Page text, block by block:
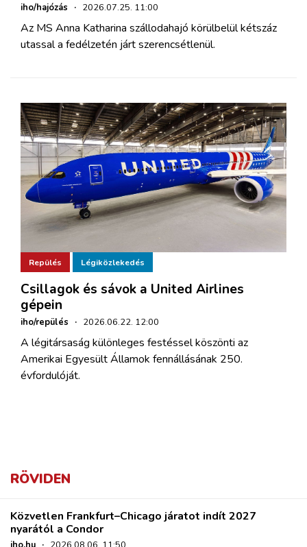
iho/hajózás · 2026.07.25. 11:00
Az MS Anna Katharina szállodahajó körülbelül kétszáz
utassal a fedélzetén járt szerencsétlenül.
Repülés Légiközlekedés
Csillagok és sávok a United Airlines
gépein
iho/repülés · 2026.06.22. 12:00
A légitársaság különleges festéssel köszönti az
Amerikai Egyesült Államok fennállásának 250.
évfordulóját.
RÖVIDEN
Közvetlen Frankfurt–Chicago járatot indít 2027
nyarától a Condor